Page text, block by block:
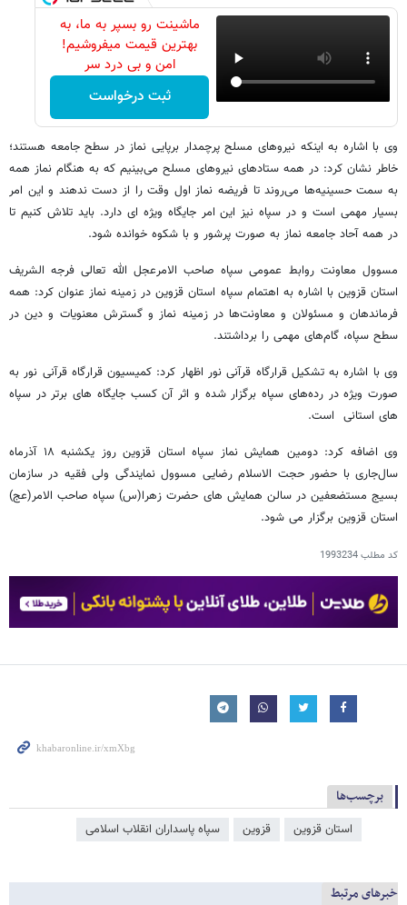
ماشینت رو بسپر به ما، به
بهترین قیمت میفروشیم!
امن و بی درد سر
ثبت درخواست
وی با اشاره به اینکه نیروهای مسلح پرچمدار برپایی نماز در سطح جامعه هستند؛
خاطر نشان کرد: در همه ستادهای نیروهای مسلح می‌بینیم که به هنگام نماز همه
به سمت حسینیه‌ها می‌روند تا فریضه نماز اول وقت را از دست ندهند و این امر
بسیار مهمی است و در سپاه نیز این امر جایگاه ویژه ای دارد. باید تلاش کنیم تا
در همه آحاد جامعه نماز به صورت پرشور و با شکوه خوانده شود.
مسوول معاونت روابط عمومی سپاه صاحب الامرعجل الله تعالی فرجه الشریف
استان قزوین با اشاره به اهتمام سپاه استان قزوین در زمینه نماز عنوان کرد: همه
فرماندهان و مسئولان و معاونت‌ها در زمینه نماز و گسترش معنویات و دین در
سطح سپاه، گام‌های مهمی را برداشتند.
وی با اشاره به تشکیل قرارگاه قرآنی نور اظهار کرد: کمیسیون قرارگاه قرآنی نور به
صورت ویژه در رده‌های سپاه برگزار شده و اثر آن کسب جایگاه های برتر در سپاه
های استانی است.
وی اضافه کرد: دومین همایش نماز سپاه استان قزوین روز یکشنبه ۱۸ آذرماه
سال‌جاری با حضور حجت الاسلام رضایی مسوول نمایندگی ولی فقیه در سازمان
بسیج مستضعفین در سالن همایش های حضرت زهرا(س) سپاه صاحب الامر(عج)
استان قزوین برگزار می شود.
کد مطلب1993234
برچسب‌ها
استان قزوین قزوین سپاه پاسداران انقلاب اسلامی
خبرهای مرتبط